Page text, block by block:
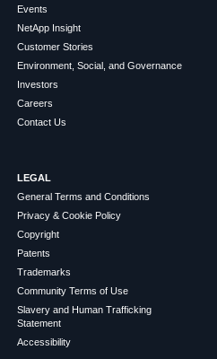
Events
NetApp Insight
Customer Stories
Environment, Social, and Governance
Investors
Careers
Contact Us
LEGAL
General Terms and Conditions
Privacy & Cookie Policy
Copyright
Patents
Trademarks
Community Terms of Use
Slavery and Human Trafficking
Statement
Accessibility